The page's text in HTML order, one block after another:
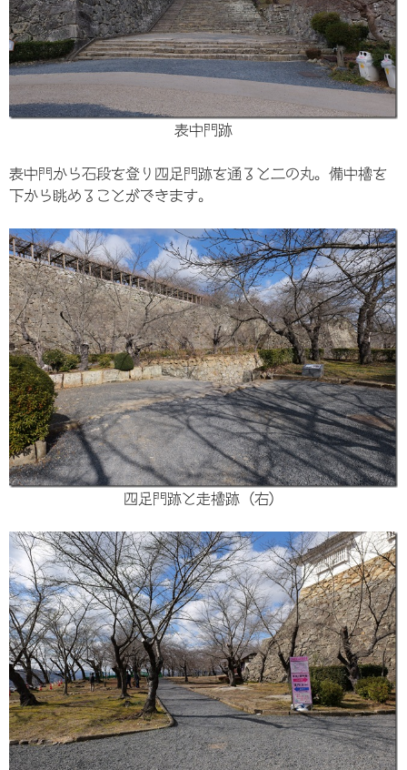
表中門跡
表中門から石段を登り四足門跡を通ると二の丸。備中櫓を
下から眺めることができます。
四足門跡と走櫓跡（右）